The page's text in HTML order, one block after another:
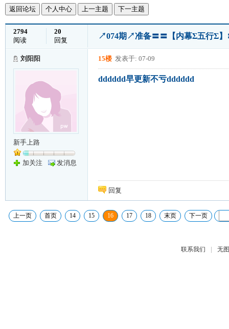
返回论坛 个人中心 上一主题 下一主题
2794
阅读
20
回复
↗074期↗准备〓〓【内幕Σ五行Σ
刘阳阳
新手上路
加关注 发消息
15楼 发表于: 07-09
dddddd早更新不亏dddddd
回复
上一页 首页 14 15 16 17 18 末页 下一页
联系我们 | 无